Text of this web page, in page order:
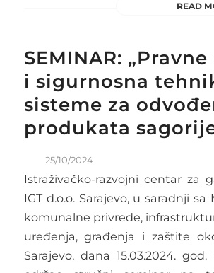
READ
SEMINAR:
i sigurnosna
sisteme za
produkata
25/10/2024
Istraživačko-razvojni centar za
IGT d.o.o. Sarajevo, u saradnji
komunalne privrede,
uređenja, građenja i zaštite
Sarajevo, dana 15.03.2024.